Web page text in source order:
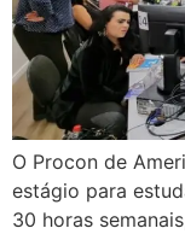
O Procon de
estágio para
30 horas